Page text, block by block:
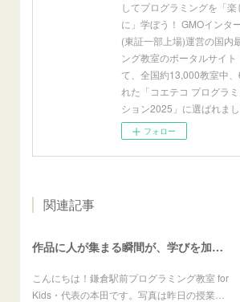
してプログラミングを「
に」学ぼう！ GMOインタ
(東証一部上場)運営の国内
ング教室のポータルサイト
て、全国約13,000教室中
れた「コエテコ プログラ
ション2025」に選ばれまし
フォロー
関連記事
作品に人が集まる瞬間が、学びを加速させる
こんにちは！鎌倉駅前プログラミング教室 for
Kids・代表の本田です。写真は昨日の授業…